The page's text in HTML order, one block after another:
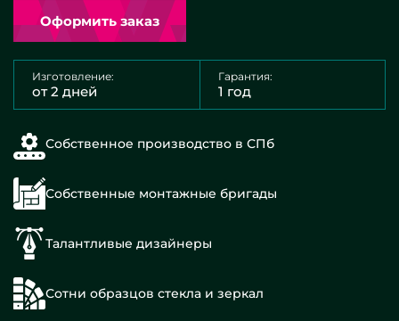
Оформить заказ
Изготовление:
от 2 дней
Гарантия:
1 год
Собственное производство в СПб
Собственные монтажные бригады
Талантливые дизайнеры
Сотни образцов стекла и зеркал